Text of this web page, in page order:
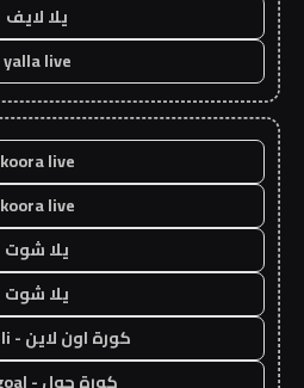
يلا لايف
yalla live
koora live
koora live
يلا شوت
يلا شوت
كورة اون لاين - kora onli